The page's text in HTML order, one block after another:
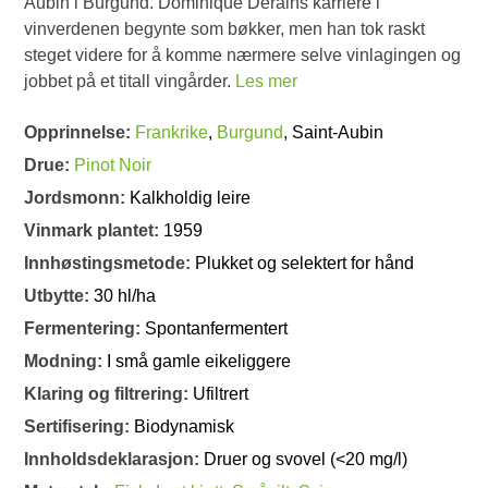
vinverdenen begynte som bøkker, men han tok raskt
steget videre for å komme nærmere selve vinlagingen og
jobbet på et titall vingårder. Les mer
Opprinnelse: Frankrike, Burgund, Saint-Aubin
Drue: Pinot Noir
Jordsmonn: Kalkholdig leire
Vinmark plantet: 1959
Innhøstingsmetode: Plukket og selektert for hånd
Utbytte:30 hl/ha
Fermentering: Spontanfermentert
Modning:
I små gamle eikeliggere
Klaring og filtrering: Ufiltrert
Sertifisering: Biodynamisk
Innholdsdeklarasjon: Druer og svovel (<20 mg/l)